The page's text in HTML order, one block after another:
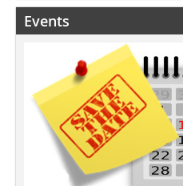
Events